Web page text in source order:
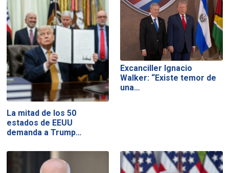
La mitad de los 50
estados de EEUU
demanda a Trump…
Excanciller Ignacio
Walker: “Existe temor de
una…